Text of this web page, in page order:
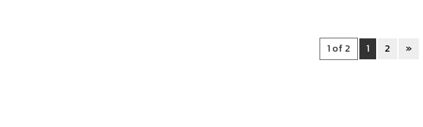
1 of 2 1 2 »